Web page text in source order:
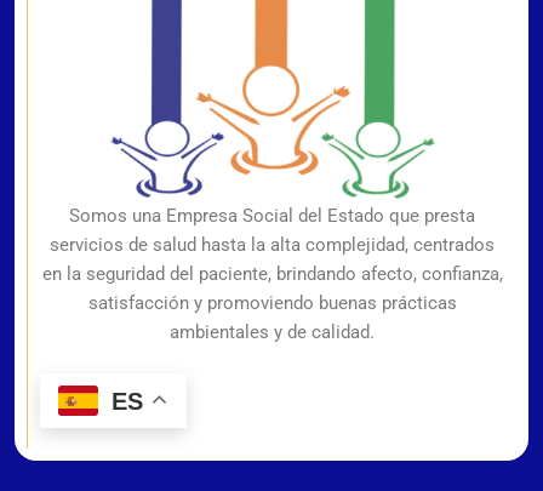
Somos una Empresa Social del Estado que presta
servicios de salud hasta la alta complejidad, centrados
en la seguridad del paciente, brindando afecto, confianza,
satisfacción y promoviendo buenas prácticas
ambientales y de calidad.
ES